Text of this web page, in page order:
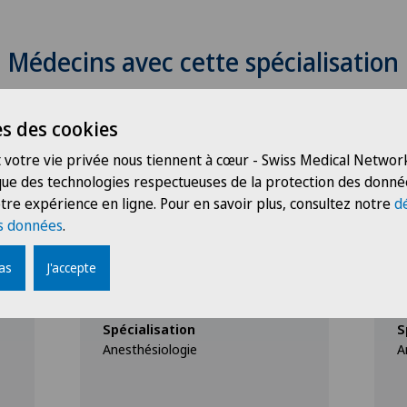
Médecins avec cette spécialisation
Clinique de Valère
Schläpfer
Spécialisation
Anesthésiologie
des cookies
vie privée nous tiennent à cœur - Swiss Medical
des technologies respectueuses de la protection des
expérience en ligne. Pour en savoir plus, consultez notre
données.
J'accepte